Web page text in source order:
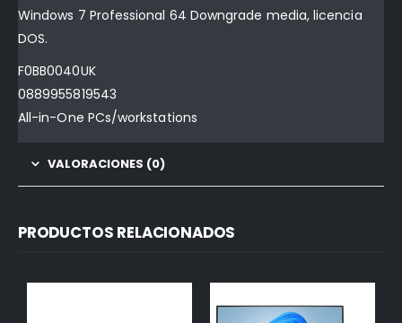
Windows 7 Professional 64 Downgrade media, licencia
DOS.
F0BB0040UK
0889955819543
All-in-One PCs/workstations
VALORACIONES (0)
PRODUCTOS RELACIONADOS